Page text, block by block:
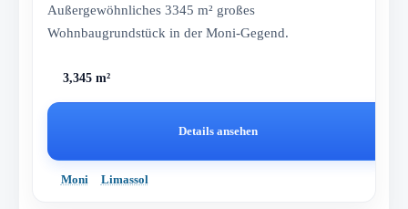
Außergewöhnliches 3345 m² großes
Wohnbaugrundstück in der Moni-Gegend.
3,345 m²
Details ansehen
Moni Limassol